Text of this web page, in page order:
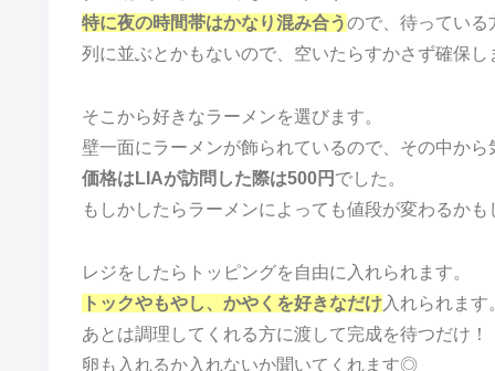
特に夜の時間帯はかなり混み合うので、待っている
列に並ぶとかもないので、空いたらすかさず確保し
そこから好きなラーメンを選びます。
壁一面にラーメンが飾られているので、その中か
価格はLIAが訪問した際は500円 でした。
もしかしたらラーメンによっても値段が変わるかも
レジをしたらトッピングを自由に入れられます。
トックやもやし、かやくを好きなだけ入れられます
あとは調理してくれる方に渡して完成を待つだけ！
卵も入れるか入れないか聞いてくれます◎